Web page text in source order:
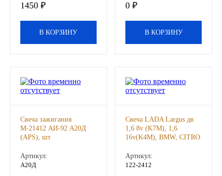
Подшипники
ЕПК
Автожидкости
Охлаждающие жидкости
1450 ₽
В КОРЗИНУ
0 ₽
В КОРЗИНУ
Свеча зажигания
М-21412 АИ-92 А20Д
(APS), шт
Артикул:
А20Д
Свеча LADA Largus дв
1,6 8v (K7M), 1,6
16v(K4M), BMW, CITRO
(WEEN), к-т
Артикул:
122-2412